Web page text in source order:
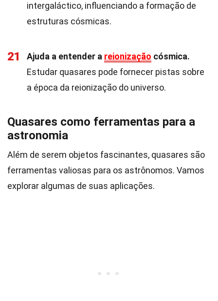
intergaláctico, influenciando a formação de
estruturas cósmicas.
21 Ajuda a entender a reionização cósmica.
Estudar quasares pode fornecer pistas sobre
a época da reionização do universo.
Quasares como ferramentas para a
astronomia
Além de serem objetos fascinantes, quasares são
ferramentas valiosas para os astrônomos. Vamos
explorar algumas de suas aplicações.